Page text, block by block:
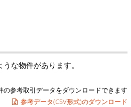
な物件があります。
の参考取引データをダウンロードできます
参考データ(CSV形式)のダウンロード